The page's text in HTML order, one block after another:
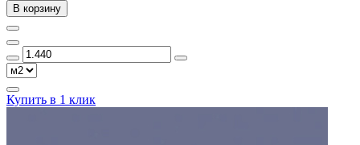
В корзину
Купить в 1 клик